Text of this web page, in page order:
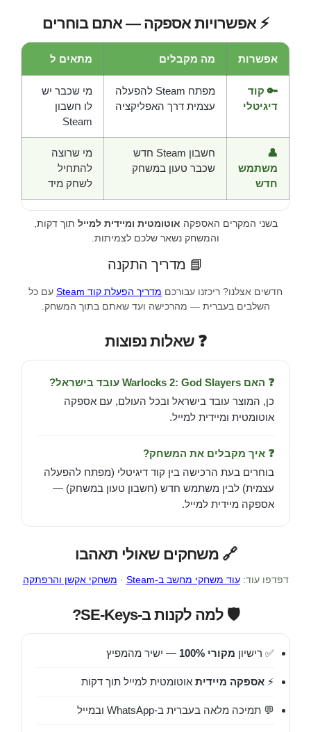
⚡ אפשרויות אספקה — אתם בוחרים
אפשרות מה מקבלים מתאים ל
🔑 קוד
דיגיטלי
מפתח Steam להפעלה
עצמית דרך האפליקציה
מי שכבר יש
לו חשבון
Steam
👤
משתמש
חדש
חשבון Steam חדש
שכבר טעון במשחק
מי שרוצה
להתחיל
לשחק מיד
בשני המקרים האספקה אוטומטית ומיידית למייל תוך דקות,
והמשחק נשאר שלכם לצמיתות.
📘 מדריך התקנה
חדשים אצלנו? ריכזנו עבורכם מדריך הפעלת קוד Steam
עם כל
השלבים בעברית — מהרכישה ועד שאתם בתוך המשחק.
❓ שאלות נפוצות
❓ האם Warlocks 2: God Slayers עובד בישראל?
כן, המוצר עובד בישראל ובכל העולם, עם אספקה
אוטומטית ומיידית למייל.
❓ איך מקבלים את המשחק?
בוחרים בעת הרכישה בין קוד דיגיטלי (מפתח להפעלה
עצמית) לבין משתמש חדש (חשבון טעון במשחק) —
אספקה מיידית למייל.
🔗 משחקים שאולי תאהבו
דפדפו עוד:עוד משחקי מחשב ב-Steam · משחקי אקשן והרפתקה
🛡️ למה לקנות ב-SE-Keys?
✅ רישיון מקורי 100% — ישיר מהמפיץ
⚡ אספקה מיידית אוטומטית למייל תוך דקות
💬 תמיכה מלאה בעברית ב-WhatsApp ובמייל